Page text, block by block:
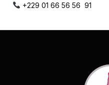
+229 01 66 56 56 91